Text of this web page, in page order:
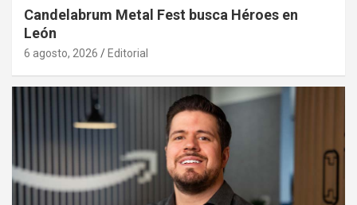
Candelabrum Metal Fest busca Héroes en
León
6 agosto, 2026 Editorial